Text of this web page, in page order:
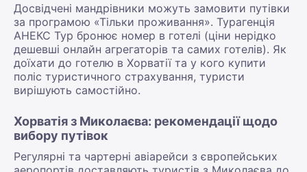
Досвідчені мандрівники можуть замовити путівки
за програмою «Тільки проживання». Турагенція
АНЕКС Тур бронює номер в готелі (ціни нерідко
дешевші онлайн агрегаторів та самих готелів). Як
доїхати до готелю в Хорватії та у кого купити
поліс туристичного страхування, туристи
вирішують самостійно.
Хорватія з Миколаєва: рекомендації щодо
вибору путівок
Регулярні та чартерні авіарейси з європейських